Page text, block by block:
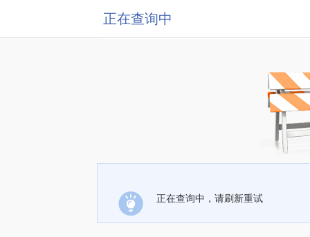
正在查询中
正在查询中，请刷新重试